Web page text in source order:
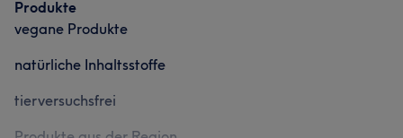
Produkte
vegane Produkte
natürliche Inhaltsstoffe
tierversuchsfrei